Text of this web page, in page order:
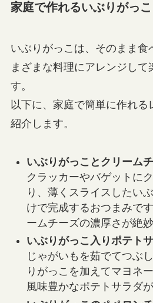
家庭で作れるいぶりがっ
いぶりがっこは、そのまま食
まざまな料理にアレンジして
す。
以下に、家庭で簡単に作れ
紹介します。
いぶりがっことクリーム
クラッカーやバゲットに
り、薄くスライスしたい
けで完成するおつまみで
ームチーズの濃厚さが絶
いぶりがっこ入りポテト
じゃがいもを茹でてつぶ
りがっこを加えてマヨネ
風味豊かなポテトサラダ